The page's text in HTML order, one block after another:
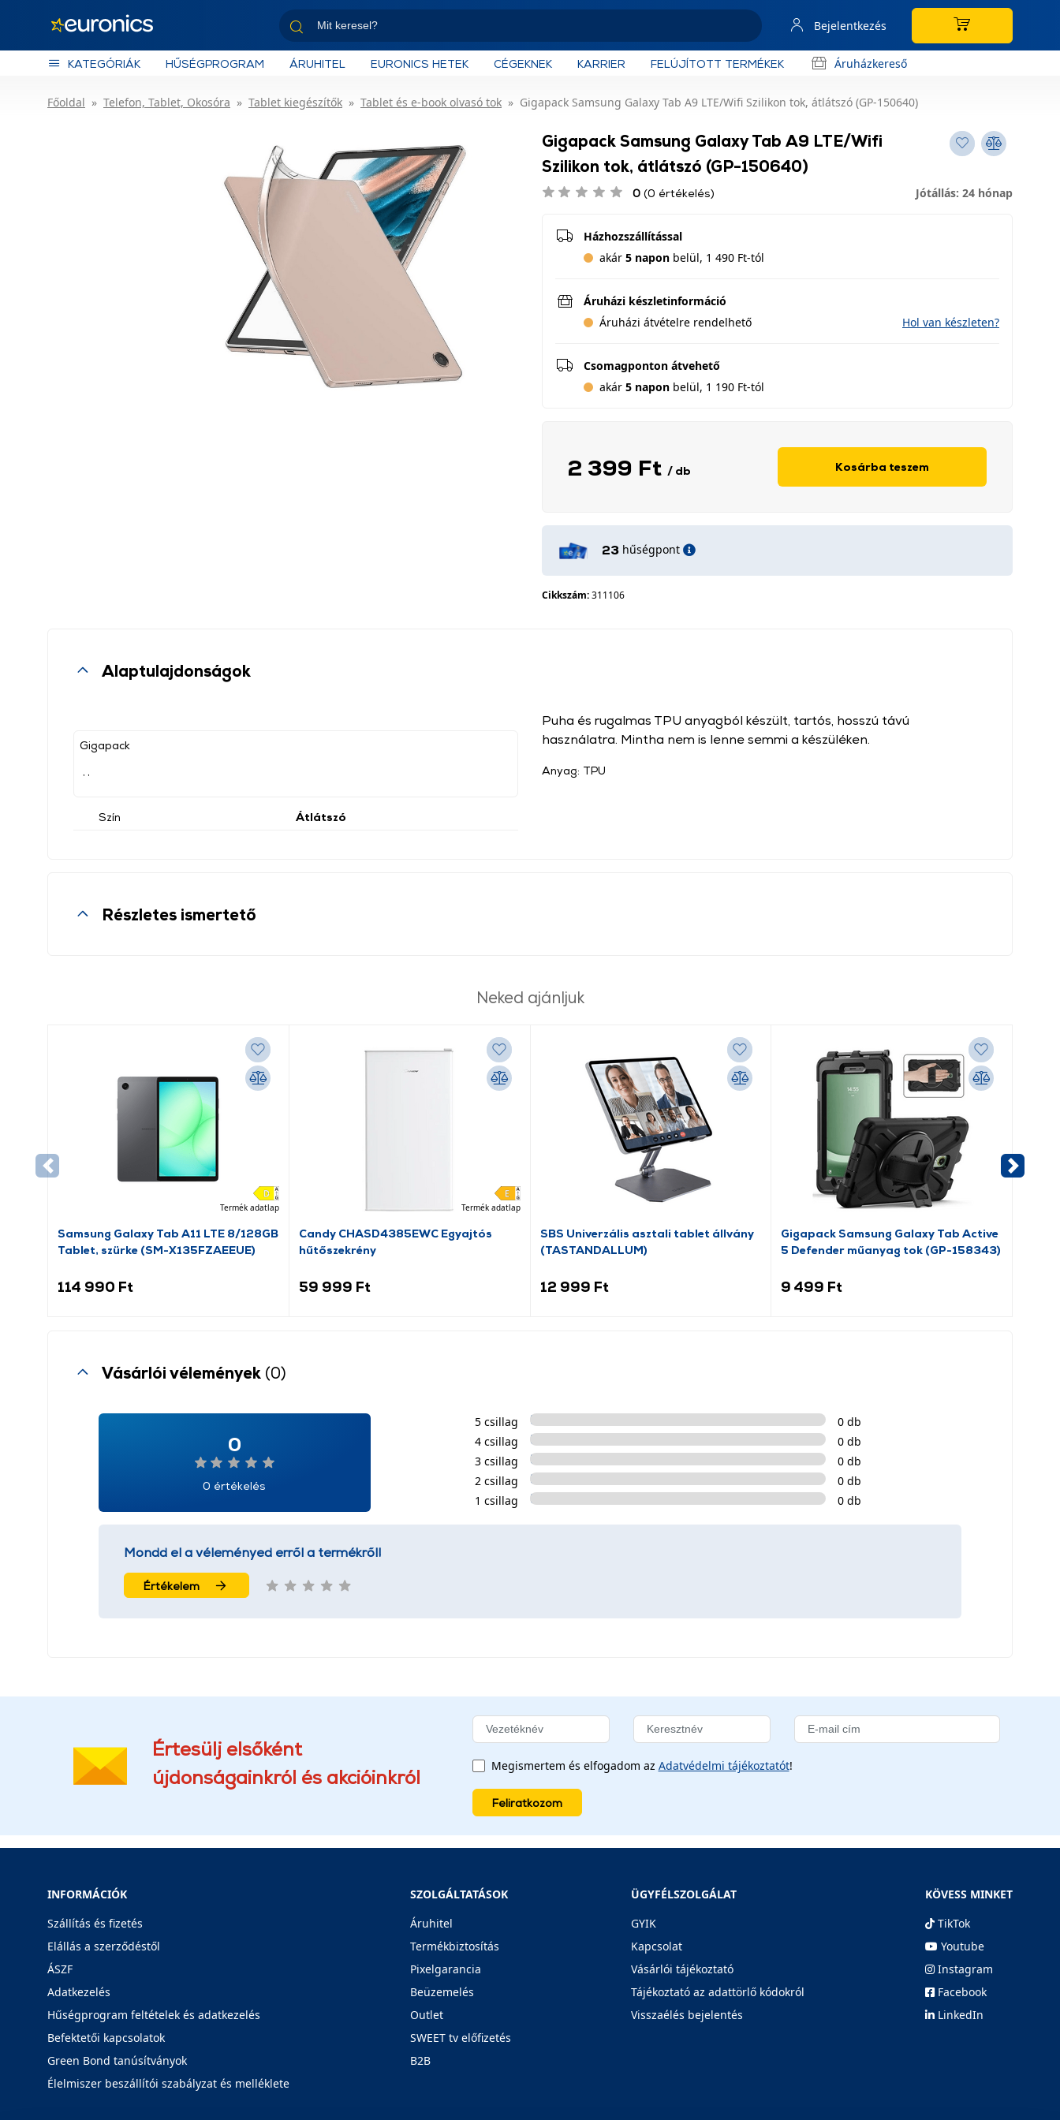
Bejelentkezés
KATEGÓRIÁK HŰSÉGPROGRAM ÁRUHITEL EURONICS HETEK CÉGEKNEK KARRIER FELÚJÍTOTT TERMÉKEK Áruházkereső
Főoldal Telefon, Tablet, Okosóra Tablet kiegészítők Tablet és e-book olvasó tok Gigapack Samsung Galaxy Tab A9 LTE/Wifi Szilikon tok, átlátszó (GP-150640)
Gigapack Samsung Galaxy Tab A9 LTE/Wifi
Szilikon tok, átlátszó (GP-150640)
0 (0 értékelés) Jótállás: 24 hónap
Házhozszállítással
akár 5 napon belül, 1 490 Ft-tól
Áruházi készletinformáció
Áruházi átvételre rendelhető
Hol van készleten?
Csomagponton átvehető
akár 5 napon belül, 1 190 Ft-tól
2 399 Ft / db Kosárba teszem
23 hűségpont
Cikkszám:311106
Alaptulajdonságok
Gigapack
Szín Átlátszó
Puha és rugalmas TPU anyagból készült, tartós, hosszú távú
használatra. Mintha nem is lenne semmi a készüléken.
Anyag: TPU
Részletes ismertető
Neked ajánljuk
Termék adatlap
Samsung Galaxy Tab A11 LTE 8/128GB
Tablet, szürke (SM-X135FZAEEUE)
114 990 Ft
Termék adatlap
Candy CHASD4385EWC Egyajtós
hűtőszekrény
59 999 Ft
SBS Univerzális asztali tablet állvány
(TASTANDALLUM)
12 999 Ft
Gigapack Samsung Galaxy Tab Active
5 Defender műanyag tok (GP-158343)
9 499 Ft
Vásárlói vélemények (0)
0
0 értékelés
5 csillag
0 db
4 csillag
0 db
3 csillag
0 db
2 csillag
0 db
1 csillag
0 db
Mondd el a véleményed erről a termékről!
Értékelem
Értesülj elsőként
újdonságainkról és akcióinkról
Megismertem és elfogadom az Adatvédelmi tájékoztatót!
Feliratkozom
INFORMÁCIÓK
Szállítás és fizetés
Elállás a szerződéstől
ÁSZF
Adatkezelés
Hűségprogram feltételek és adatkezelés
Befektetői kapcsolatok
Green Bond tanúsítványok
Élelmiszer beszállítói szabályzat és melléklete
SZOLGÁLTATÁSOK
Áruhitel
Termékbiztosítás
Pixelgarancia
Beüzemelés
Outlet
SWEET tv előfizetés
B2B
ÜGYFÉLSZOLGÁLAT
GYIK
Kapcsolat
Vásárlói tájékoztató
Tájékoztató az adattörlő kódokról
Visszaélés bejelentés
KÖVESS MINKET
TikTok
Youtube
Instagram
Facebook
LinkedIn